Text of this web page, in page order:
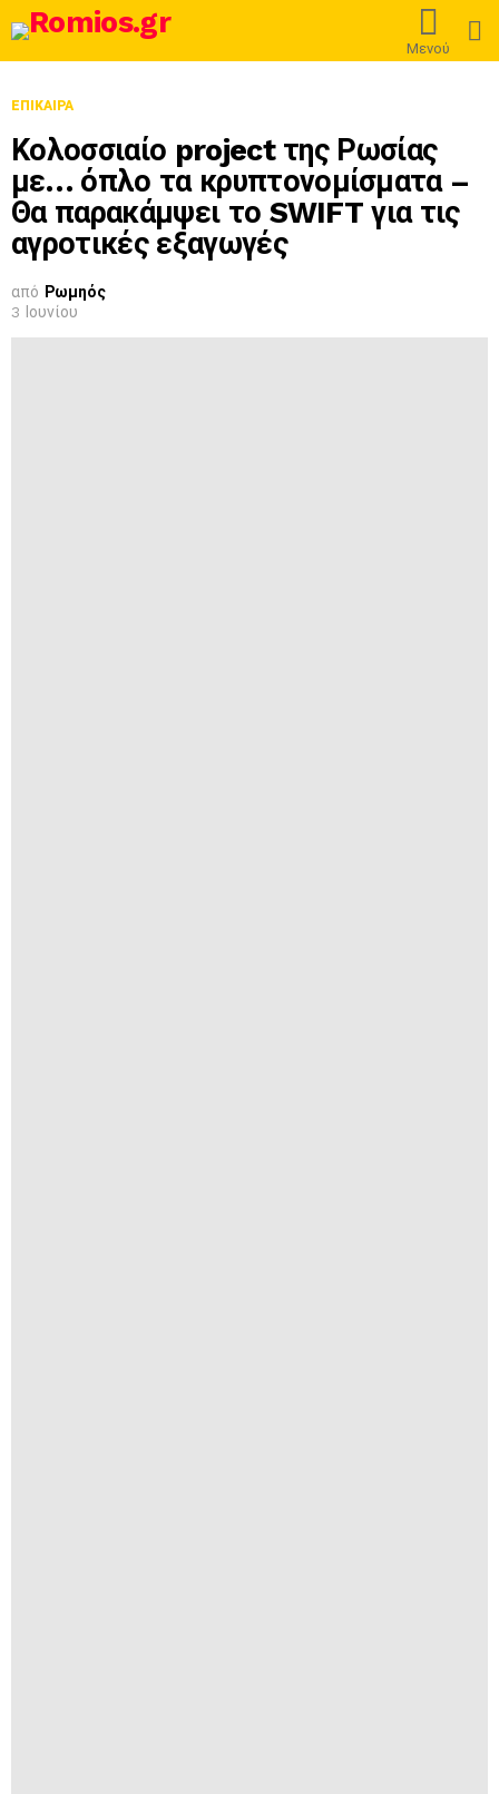
Μενού
ΕΠΊΚΑΙΡΑ
Κολοσσιαίο project της Ρωσίας
με… όπλο τα κρυπτονομίσματα –
Θα παρακάμψει το SWIFT για τις
αγροτικές εξαγωγές
από Ρωμηός
3 Ιουνίου